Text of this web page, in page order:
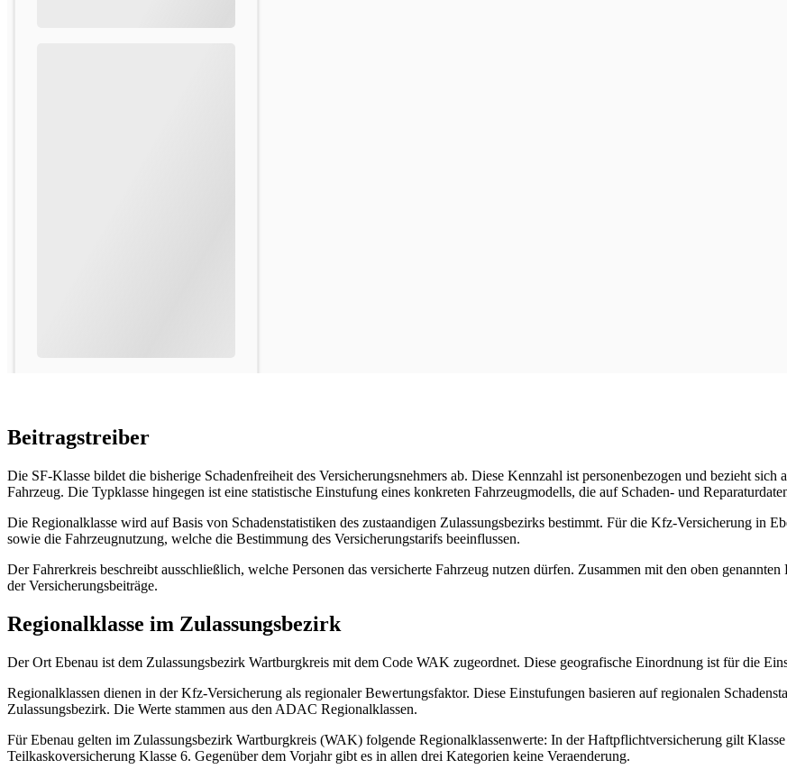
Beitragstreiber
Die SF-Klasse bildet die bisherige Schadenfreiheit des Versicherungsnehmers ab. Diese Kennzahl ist personenbezogen und bezieht
Fahrzeug. Die Typklasse hingegen ist eine statistische Einstufung eines konkreten Fahrzeugmodells, die auf Schaden- und
Die Regionalklasse wird auf Basis von Schadenstatistiken des zustaandigen Zulassungsbezirks bestimmt. Für die Kfz-Versicherung in
sowie die Fahrzeugnutzung, welche die Bestimmung des Versicherungstarifs beeinflussen.
Der Fahrerkreis beschreibt ausschließlich, welche Personen das versicherte Fahrzeug nutzen dürfen. Zusammen mit den oben
der Versicherungsbeiträge.
Regionalklasse im Zulassungsbezirk
Der Ort Ebenau ist dem Zulassungsbezirk Wartburgkreis mit dem Code WAK zugeordnet. Diese geografische Einordnung ist für die
Regionalklassen dienen in der Kfz-Versicherung als regionaler Bewertungsfaktor. Diese Einstufungen basieren auf regionalen
Zulassungsbezirk. Die Werte stammen aus den ADAC Regionalklassen.
Für Ebenau gelten im Zulassungsbezirk Wartburgkreis (WAK) folgende Regionalklassenwerte: In der Haftpflichtversicherung gilt
Teilkaskoversicherung Klasse 6. Gegenüber dem Vorjahr gibt es in allen drei Kategorien keine Veraenderung.